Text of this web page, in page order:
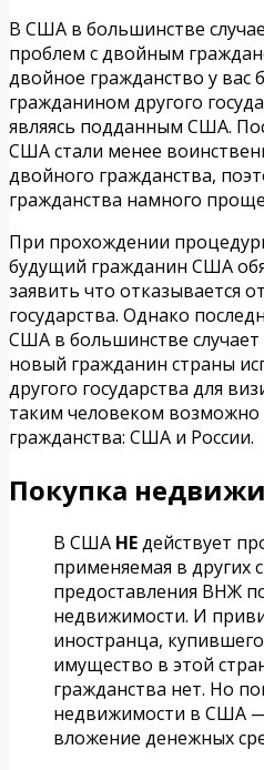
В США в большинстве
проблем с двойным
двойное гражданство у вас
гражданином другого
являясь подданным США.
США стали менее
двойного гражданства,
гражданства намного
При прохождении
будущий гражданин США
заявить что отказывается
государства. Однако
США в большинстве случает
новый гражданин страны
другого государства для
таким человеком возможно
гражданства: США и России.
Покупка
В США НЕдействует
применяемая в других
предоставления ВНЖ
недвижимости. И
иностранца,
имущество в этой
гражданства нет. Но
недвижимости в США
вложение денежных